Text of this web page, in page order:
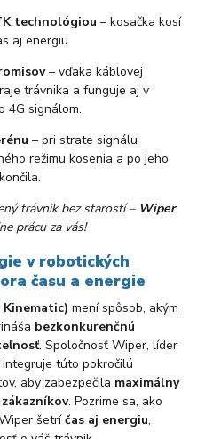
technológiou – kosačka kosí
aj energiu.
– vďaka káblovej
trávnika a funguje aj v
4G signálom.
– pri strate signálu
režimu kosenia a po jeho
trávnik bez starostí – Wiper
prácu za vás!
v robotických
času a energie
mení spôsob, akým
bezkonkurenčnú
. Spoločnosť Wiper, líder
túto pokročilú
aby zabezpečila maximálny
. Pozrime sa, ako
šetríčas aj energiu,